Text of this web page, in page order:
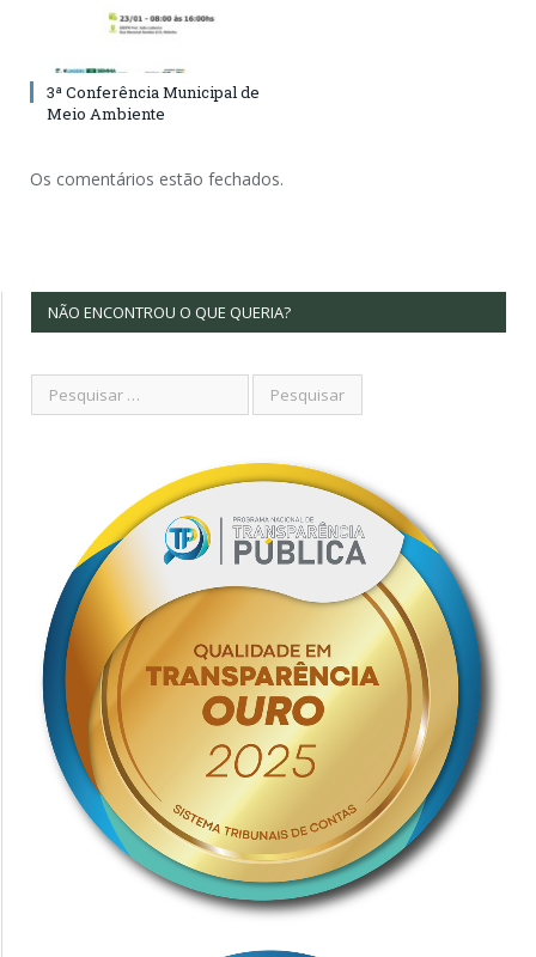
3ª Conferência Municipal de
Meio Ambiente
Os comentários estão fechados.
NÃO ENCONTROU O QUE QUERIA?